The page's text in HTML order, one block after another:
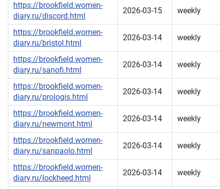
https://brookfield.women-
diary.ru/discord.html
2026-03-15 weekly
https://brookfield.women-
diary.ru/bristol.html
2026-03-14 weekly
https://brookfield.women-
diary.ru/sanofi.html
2026-03-14 weekly
https://brookfield.women-
diary.ru/prologis.html
2026-03-14 weekly
https://brookfield.women-
diary.ru/newmont.html
2026-03-14 weekly
https://brookfield.women-
diary.ru/sanpaolo.html
2026-03-14 weekly
https://brookfield.women-
diary.ru/lockheed.html
2026-03-14 weekly